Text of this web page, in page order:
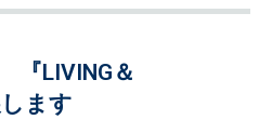
LIVING＆
ます